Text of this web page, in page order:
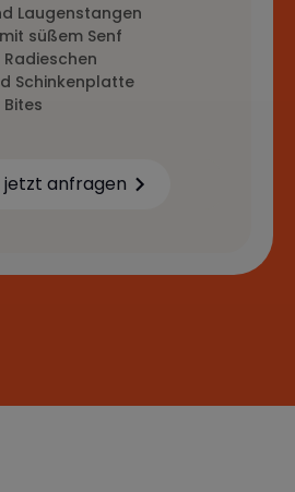
Laugenstangen
süßem Senf
Schinkenplatte
jetzt anfragen